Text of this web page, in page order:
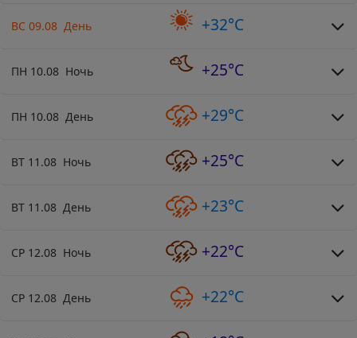
ВС 09.08 День +32°C
ПН 10.08 Ночь +25°C
ПН 10.08 День +29°C
ВТ 11.08 Ночь +25°C
ВТ 11.08 День +23°C
СР 12.08 Ночь +22°C
СР 12.08 День +22°C